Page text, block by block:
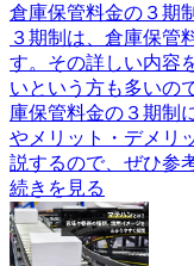
倉庫保管料金の３期
３期制は、倉庫保管
す。その詳しい内容
いという方も多いの
庫保管料金の３期制
やメリット・デメリ
説するので、ぜひ参
続きを見る